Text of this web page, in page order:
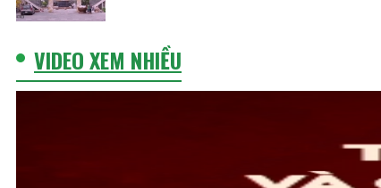
VIDEO XEM NHIỀU